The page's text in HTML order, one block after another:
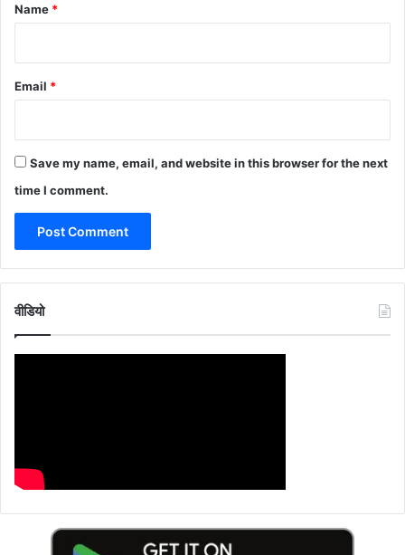
*
Name *
Email *
Save my name, email, and website in this browser for the next
time I comment.
वीडियो